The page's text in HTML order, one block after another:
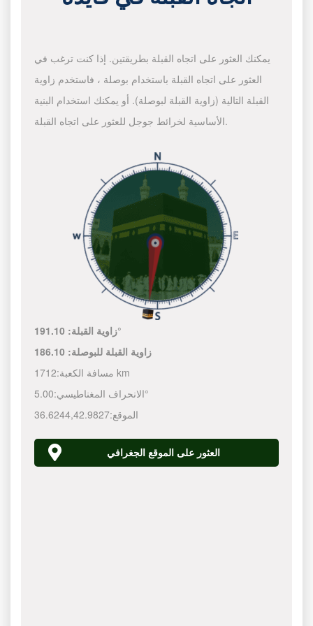
يمكنك العثور على اتجاه القبلة بطريقتين. إذا كنت ترغب في
العثور على اتجاه القبلة باستخدام بوصلة ، فاستخدم زاوية
القبلة التالية (زاوية القبلة لبوصلة). أو يمكنك استخدام البنية
الأساسية لخرائط جوجل للعثور على اتجاه القبلة.
زاوية القبلة:191.10°
زاوية القبلة للبوصلة: 186.10
مسافة الكعبة: 1712 km
الانحراف المغناطيسي:5.00°
الموقع:
36.6244,42.9827
العثور على الموقع الجغرافي